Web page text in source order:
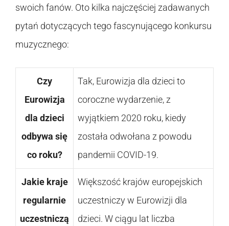
swoich fanów. Oto kilka najczęściej zadawanych
pytań dotyczących tego fascynującego konkursu
muzycznego:
Czy
Eurowizja
dla dzieci
odbywa się
co roku?
Tak, Eurowizja dla dzieci to
coroczne wydarzenie, z
wyjątkiem 2020 roku, kiedy
została odwołana z powodu
pandemii COVID-19.
Jakie kraje
regularnie
uczestniczą
Większość krajów europejskich
uczestniczy w Eurowizji dla
dzieci. W ciągu lat liczba